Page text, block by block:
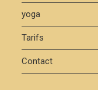
yoga
Tarifs
Contact